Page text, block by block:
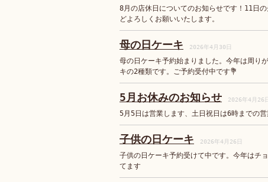
8月の店休日についてのお知らせです！11日
どよろしくお願いいたします。
母の日ケーキ 2026年4月30日
母の日ケーキ予約始まりました。今年は周り
キの2種類です。ご予約受付中です💐
5月お休みのお知らせ 2026年4月26日
5月5日は営業します、土日祝日は6時までの営
子供の日ケーキ 2026年4月26日
子供の日ケーキ予約受けて中です。今年はチ
てます